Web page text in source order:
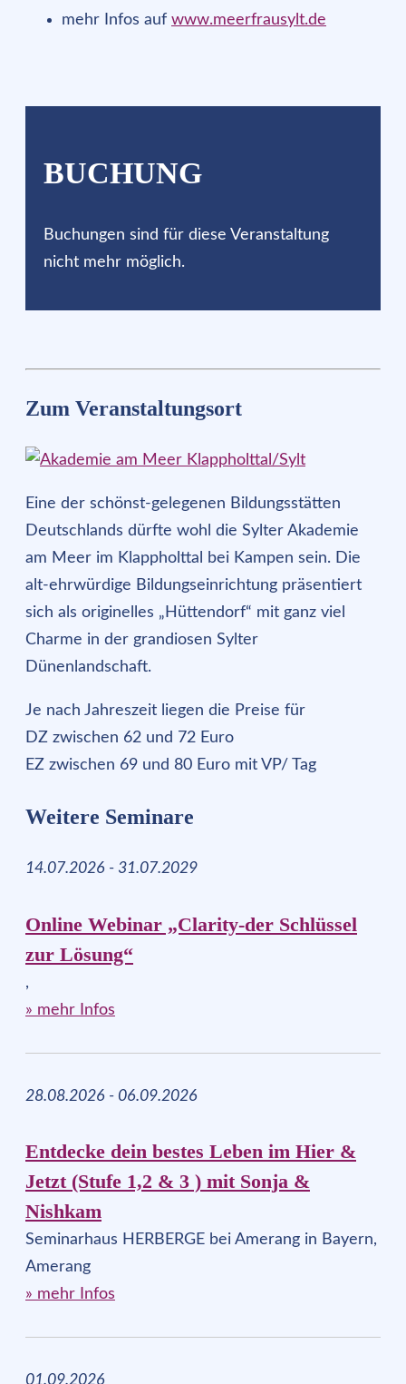
mehr Infos auf www.meerfrausylt.de
BUCHUNG
Buchungen sind für diese Veranstaltung
nicht mehr möglich.
Zum Veranstaltungsort
Eine der schönst-gelegenen Bildungsstätten
Deutschlands dürfte wohl die Sylter Akademie
am Meer im Klappholttal bei Kampen sein. Die
alt-ehrwürdige Bildungseinrichtung präsentiert
sich als originelles „Hüttendorf“ mit ganz viel
Charme in der grandiosen Sylter
Dünenlandschaft.
Je nach Jahreszeit liegen die Preise für
DZ zwischen 62 und 72 Euro
EZ zwischen 69 und 80 Euro mit VP/ Tag
Weitere Seminare
14.07.2026 - 31.07.2029
Online Webinar „Clarity-der Schlüssel
zur Lösung“
,
» mehr Infos
28.08.2026 - 06.09.2026
Entdecke dein bestes Leben im Hier &
Jetzt (Stufe 1,2 & 3 ) mit Sonja &
Nishkam
Seminarhaus HERBERGE bei Amerang in Bayern,
Amerang
» mehr Infos
01.09.2026